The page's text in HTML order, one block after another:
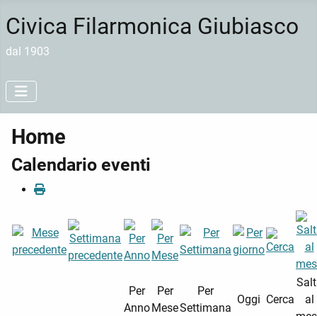
Civica Filarmonica Giubiasco
dal 1903
Home
Calendario eventi
Per
Anno
Per
Mese
Per
Settimana
Oggi Cerca
al